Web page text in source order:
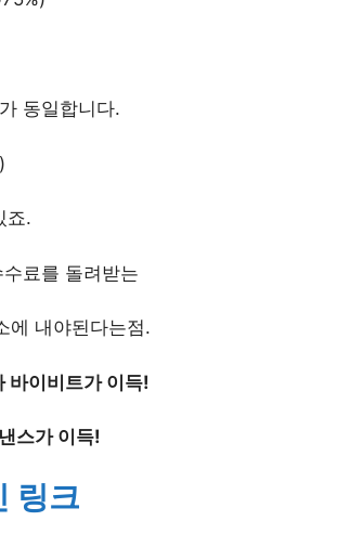
동일합니다.
죠.
료를 돌려받는
에 내야된다는점.
바이비트가 이득!
스가 이득!
링크